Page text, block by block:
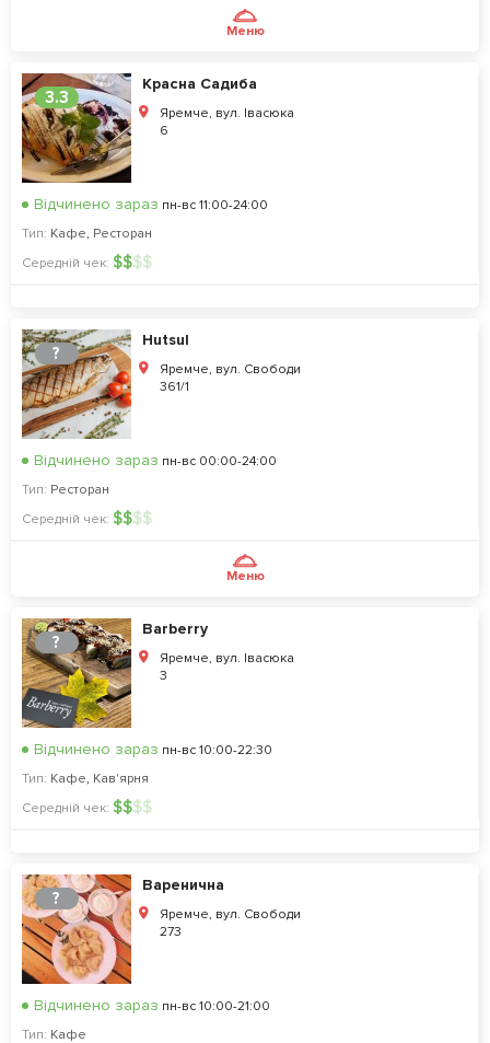
Меню
3.3
Красна Садиба
Яремче, вул. Івасюка
6
Відчинено зараз пн-вс 11:00-24:00
Тип: Кафе, Ресторан
Середній чек: $$$$
?
Hutsul
Яремче, вул. Свободи
361/1
Відчинено зараз пн-вс 00:00-24:00
Тип: Ресторан
Середній чек: $$$$
Меню
?
Barberry
Яремче, вул. Івасюка
3
Відчинено зараз пн-вс 10:00-22:30
Тип: Кафе, Кав'ярня
Середній чек: $$$$
?
Варенична
Яремче, вул. Свободи
273
Відчинено зараз пн-вс 10:00-21:00
Тип: Кафе